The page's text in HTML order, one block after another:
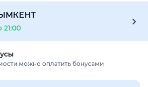
можно оплатить бонусами